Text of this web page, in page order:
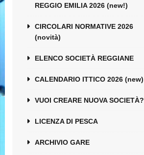
REGGIO EMILIA 2026 (new!)
CIRCOLARI NORMATIVE 2026
(novità)
ELENCO SOCIETÀ REGGIANE
CALENDARIO ITTICO 2026 (new)
VUOI CREARE NUOVA SOCIETÀ?
LICENZA DI PESCA
ARCHIVIO GARE